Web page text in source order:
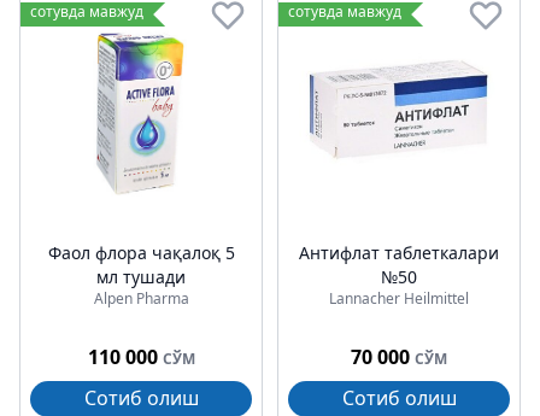
сотувда мавжуд
Фаол флора чақалоқ 5
мл тушади
Alpen Pharma
110 000 СЎМ
Сотиб олиш
сотувда мавжуд
Антифлат таблеткалари
№50
Lannacher Heilmittel
70 000 СЎМ
Сотиб олиш